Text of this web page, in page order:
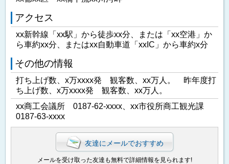
アクセス
xx新幹線「xx駅」から徒歩xx分、または「xx空港」か
ら車約xx分、またはxx自動車道「xxIC」から車約x分
その他の情報
打ち上げ数、x万xxxx発 観客数、xx万人。 昨年度打
ち上げ数、x万xxxx発 観客数、xx万人。
xx商工会議所 0187-62-xxxx、xx市役所商工観光課
0187-63-xxxx
友達にメールでおすすめ
メールを受け取った友達も無料で詳細情報を見られます!